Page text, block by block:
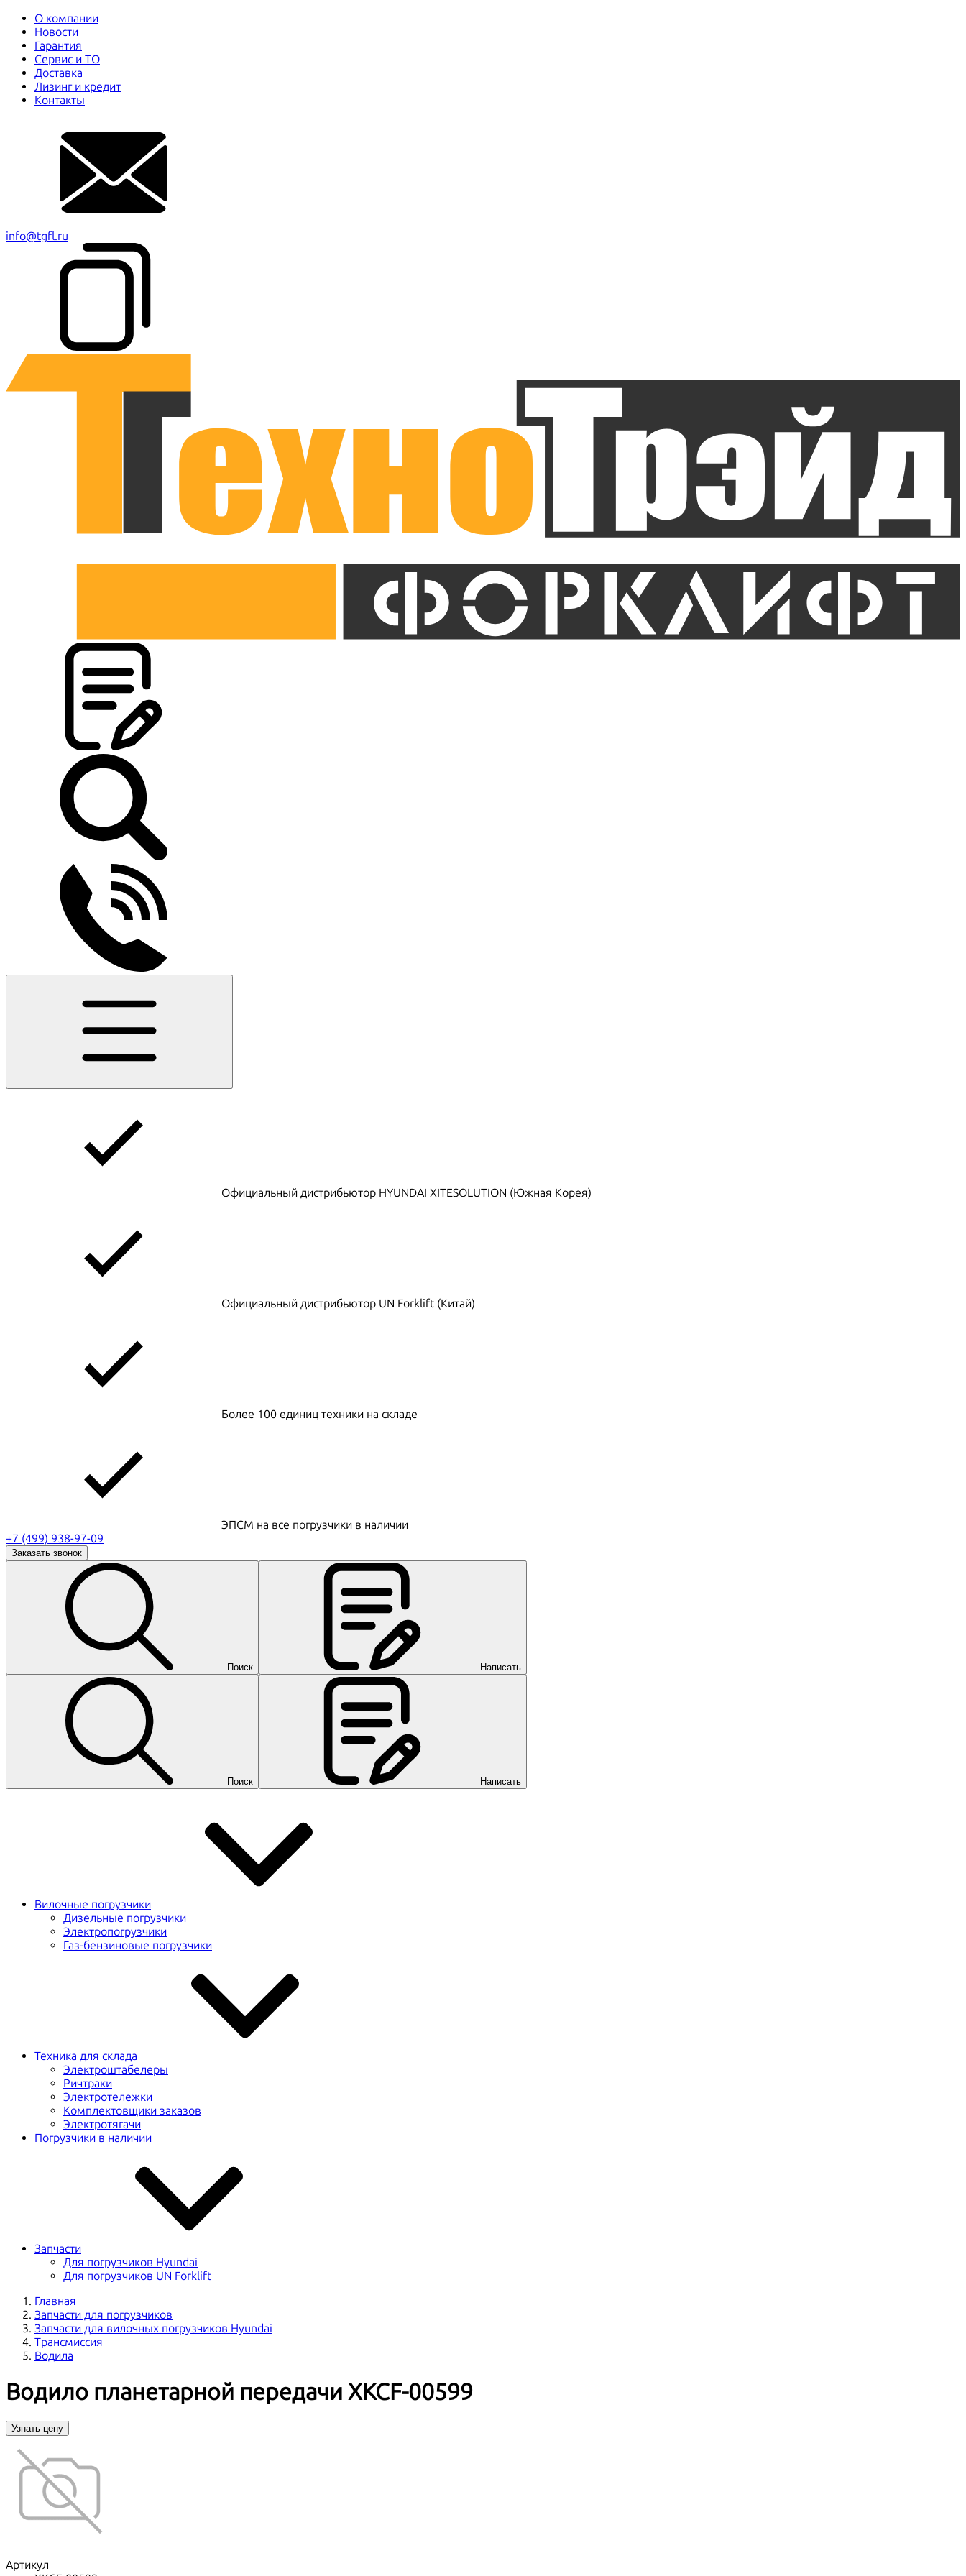
О компании
Новости
Гарантия
Сервис и ТО
Доставка
Лизинг и кредит
Контакты
info@tgfl.ru
Официальный дистрибьютор HYUNDAI XITESOLUTION (Южная Корея)
Официальный дистрибьютор UN Forklift (Китай)
Более 100 единиц техники на складе
ЭПСМ на все погрузчики в наличии
+7 (499) 938-97-09
Заказать звонок
Поиск Написать
Поиск Написать
Вилочные погрузчики
Дизельные погрузчики
Электропогрузчики
Газ-бензиновые погрузчики
Техника для склада
Электроштабелеры
Ричтраки
Электротележки
Комплектовщики заказов
Электротягачи
Погрузчики в наличии
Запчасти
Для погрузчиков Hyundai
Для погрузчиков UN Forklift
Главная
Запчасти для погрузчиков
Запчасти для вилочных погрузчиков Hyundai
Трансмиссия
Водила
Водило планетарной передачи XKCF-00599
Узнать цену
Артикул